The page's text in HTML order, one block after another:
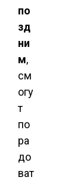
по
зд
ни
м,
см
огу
т
по
ра
до
ват